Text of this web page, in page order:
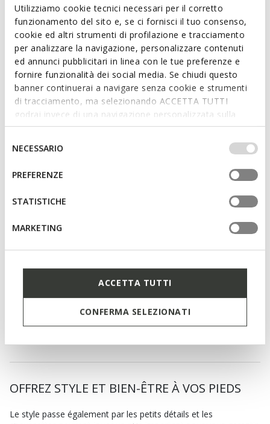
Utilizziamo cookie tecnici necessari per il corretto
funzionamento del sito e, se ci fornisci il tuo consenso,
cookie ed altri strumenti di profilazione e tracciamento
per analizzare la navigazione, personalizzare contenuti
ed annunci pubblicitari in linea con le tue preferenze e
fornire funzionalità dei social media. Se chiudi questo
banner continuerai a navigare senza cookie e strumenti
di tracciamento, ma selezionando ACCETTA TUTTI
godrai invece di una navigazione personalizzata sulla
base dei tuoi gusti ed interessi. Selezionando
IMPOSTAZIONI potrai anche scegliere quali cookies ed
altri strumenti di tracciamento autorizzare. Per maggiori
informazioni o per modificare in qualsiasi momento le
tue impostazioni, visita la nostra
consenso
NECESSARIO
PREFERENZE
STATISTICHE
MARKETING
ACCETTA TUTTI
CONFERMA SELEZIONATI
CHAUSSETTES X2 FEMME
Chaussettes longues
2 COULEURS
CHAUSSETTES X2 FEMME
Chaussettes courtes
3 COULEURS
CHAUSSETTES X2 FEMME
CHAUSSETTES X2 FEMME
OFFREZ STYLE ET BIEN-ÊTRE À VOS PIEDS
Le style passe également par les petits détails et les